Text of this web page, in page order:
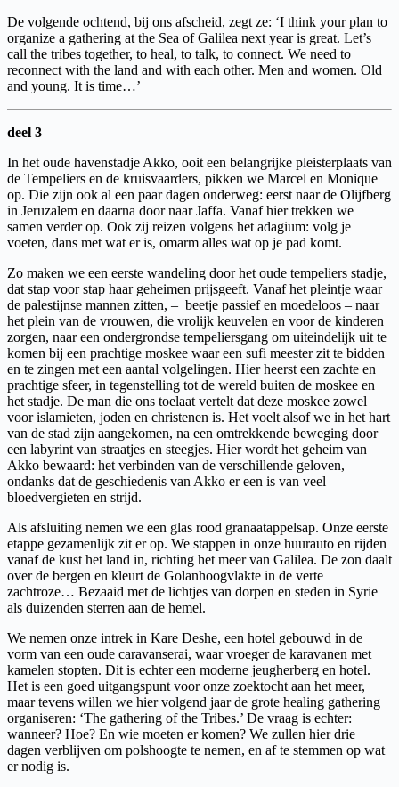
De volgende ochtend, bij ons afscheid, zegt ze: ‘I think your plan to
organize a gathering at the Sea of Galilea next year is great. Let’s
call the tribes together, to heal, to talk, to connect. We need to
reconnect with the land and with each other. Men and women. Old
and young. It is time…’
deel 3
In het oude havenstadje Akko, ooit een belangrijke pleisterplaats van
de Tempeliers en de kruisvaarders, pikken we Marcel en Monique
op. Die zijn ook al een paar dagen onderweg: eerst naar de Olijfberg
in Jeruzalem en daarna door naar Jaffa. Vanaf hier trekken we
samen verder op. Ook zij reizen volgens het adagium: volg je
voeten, dans met wat er is, omarm alles wat op je pad komt.
Zo maken we een eerste wandeling door het oude tempeliers stadje,
dat stap voor stap haar geheimen prijsgeeft. Vanaf het pleintje waar
de palestijnse mannen zitten, – beetje passief en moedeloos – naar
het plein van de vrouwen, die vrolijk keuvelen en voor de kinderen
zorgen, naar een ondergrondse tempeliersgang om uiteindelijk uit te
komen bij een prachtige moskee waar een sufi meester zit te bidden
en te zingen met een aantal volgelingen. Hier heerst een zachte en
prachtige sfeer, in tegenstelling tot de wereld buiten de moskee en
het stadje. De man die ons toelaat vertelt dat deze moskee zowel
voor islamieten, joden en christenen is. Het voelt alsof we in het hart
van de stad zijn aangekomen, na een omtrekkende beweging door
een labyrint van straatjes en steegjes. Hier wordt het geheim van
Akko bewaard: het verbinden van de verschillende geloven,
ondanks dat de geschiedenis van Akko er een is van veel
bloedvergieten en strijd.
Als afsluiting nemen we een glas rood granaatappelsap. Onze eerste
etappe gezamenlijk zit er op. We stappen in onze huurauto en rijden
vanaf de kust het land in, richting het meer van Galilea. De zon daalt
over de bergen en kleurt de Golanhoogvlakte in de verte
zachtroze… Bezaaid met de lichtjes van dorpen en steden in Syrie
als duizenden sterren aan de hemel.
We nemen onze intrek in Kare Deshe, een hotel gebouwd in de
vorm van een oude caravanserai, waar vroeger de karavanen met
kamelen stopten. Dit is echter een moderne jeugherberg en hotel.
Het is een goed uitgangspunt voor onze zoektocht aan het meer,
maar tevens willen we hier volgend jaar de grote healing gathering
organiseren: ‘The gathering of the Tribes.’ De vraag is echter:
wanneer? Hoe? En wie moeten er komen? We zullen hier drie
dagen verblijven om polshoogte te nemen, en af te stemmen op wat
er nodig is.